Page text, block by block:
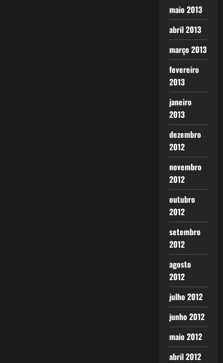
maio 2013
abril 2013
março 2013
fevereiro
2013
janeiro
2013
dezembro
2012
novembro
2012
outubro
2012
setembro
2012
agosto
2012
julho 2012
junho 2012
maio 2012
abril 2012